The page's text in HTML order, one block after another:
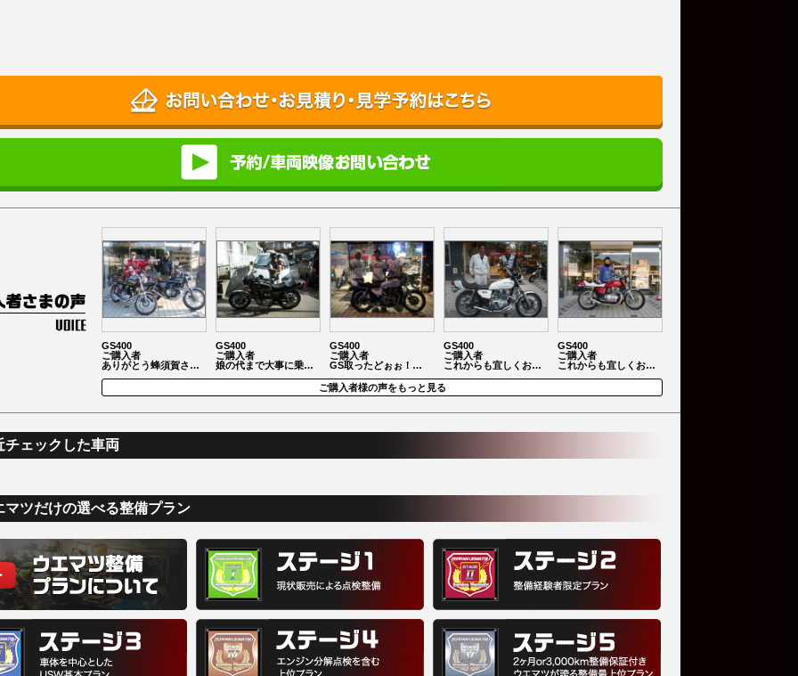
GS400
ご購入者
ありがとう蜂須賀さ…
GS400
ご購入者
娘の代まで大事に乗…
GS400
ご購入者
GS取ったどぉぉ！…
GS400
ご購入者
これからも宜しくお…
GS400
ご購入者
これからも宜しくお…
ご購入者様の声をもっと見る
チェックした車両
マツだけの選べる整備プラン